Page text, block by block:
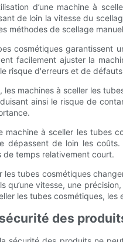
d’une machine à
de loin la vitesse du
méthodes de scellage
cosmétiques garantissent
facilement ajuster la
risque d'erreurs et de
machines à sceller les
ainsi le risque de
machine à sceller les
dépassent de loin les
de temps relativement court.
les tubes cosmétiques
qu’une vitesse, une
les tubes cosmétiques,
des